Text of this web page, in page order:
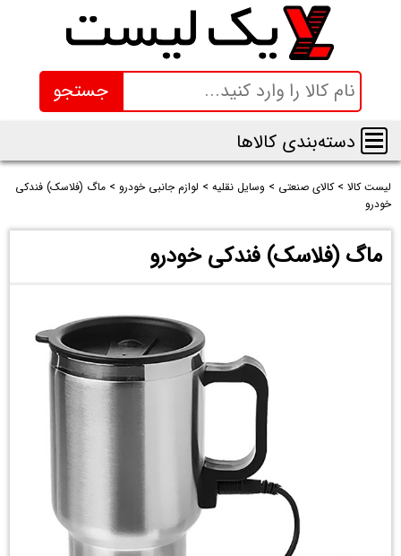
جستجو
دسته‌بندی کالاها
لیست کالا >کالای صنعتی > وسایل نقلیه > لوازم جانبی خودرو >ماگ (فلاسک) فندکی
خودرو
ماگ (فلاسک) فندکی خودرو